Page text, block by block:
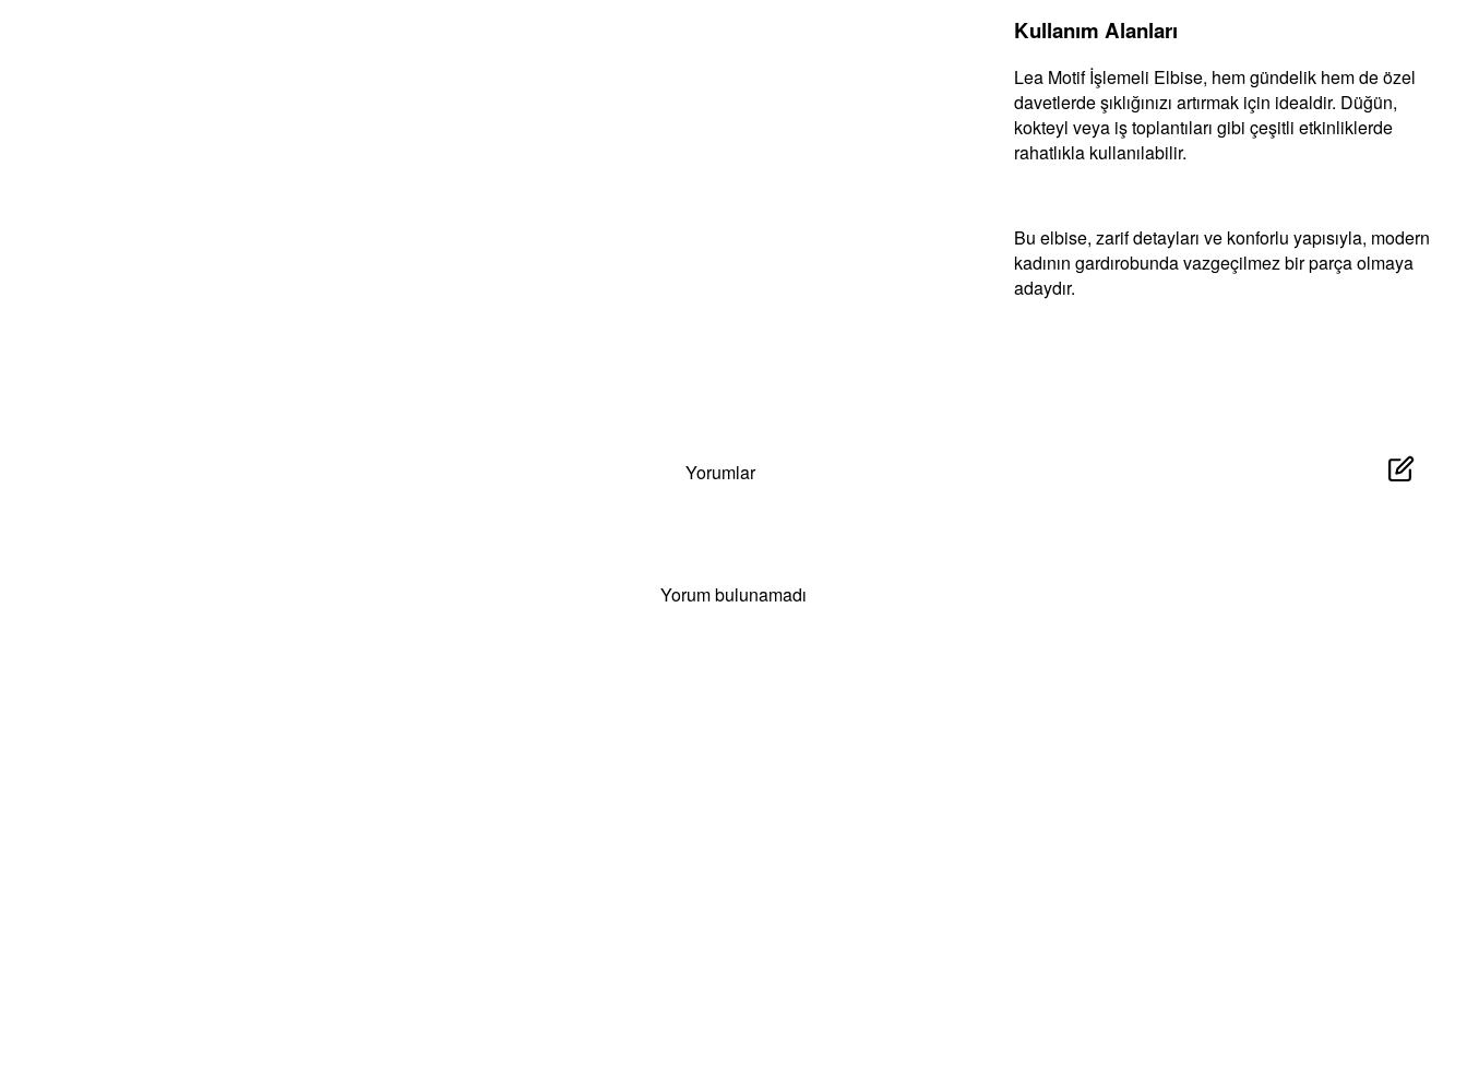
Kullanım Alanları
Lea Motif İşlemeli Elbise, hem gündelik hem de özel
davetlerde şıklığınızı artırmak için idealdir. Düğün,
kokteyl veya iş toplantıları gibi çeşitli etkinliklerde
rahatlıkla kullanılabilir.
Bu elbise, zarif detayları ve konforlu yapısıyla, modern
kadının gardırobunda vazgeçilmez bir parça olmaya
adaydır.
Yorumlar
Yorum bulunamadı